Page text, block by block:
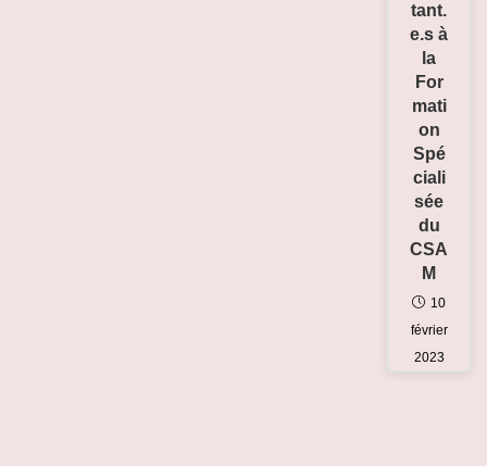
tant.
e.s à
la
For
mati
on
Spé
ciali
sée
du
CSA
M
10
février
2023